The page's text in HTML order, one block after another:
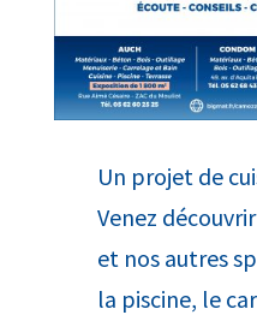
Un projet de
Venez
et nos autres
la piscine, le